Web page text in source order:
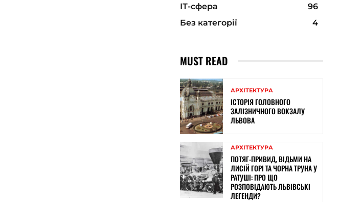
ІТ-сфера
96
Без категорії
4
MUST READ
АРХІТЕКТУРА
ІСТОРІЯ ГОЛОВНОГО
ЗАЛІЗНИЧНОГО ВОКЗАЛУ
ЛЬВОВА
АРХІТЕКТУРА
ПОТЯГ-ПРИВИД, ВІДЬМИ НА
ЛИСІЙ ГОРІ ТА ЧОРНА ТРУНА У
РАТУШІ: ПРО ЩО
РОЗПОВІДАЮТЬ ЛЬВІВСЬКІ
ЛЕГЕНДИ?